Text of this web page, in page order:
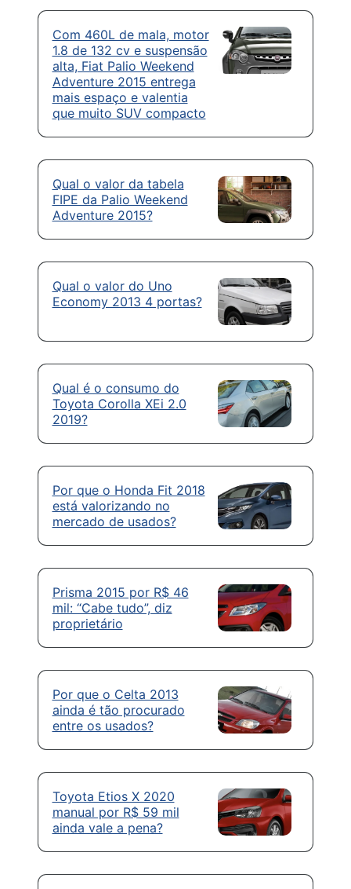
Com 460L de mala, motor
1.8 de 132 cv e suspensão
alta, Fiat Palio Weekend
Adventure 2015 entrega
mais espaço e valentia
que muito SUV compacto
Qual o valor da tabela
FIPE da Palio Weekend
Adventure 2015?
Qual o valor do Uno
Economy 2013 4 portas?
Qual é o consumo do
Toyota Corolla XEi 2.0
2019?
Por que o Honda Fit 2018
está valorizando no
mercado de usados?
Prisma 2015 por R$ 46
mil: “Cabe tudo”, diz
proprietário
Por que o Celta 2013
ainda é tão procurado
entre os usados?
Toyota Etios X 2020
manual por R$ 59 mil
ainda vale a pena?